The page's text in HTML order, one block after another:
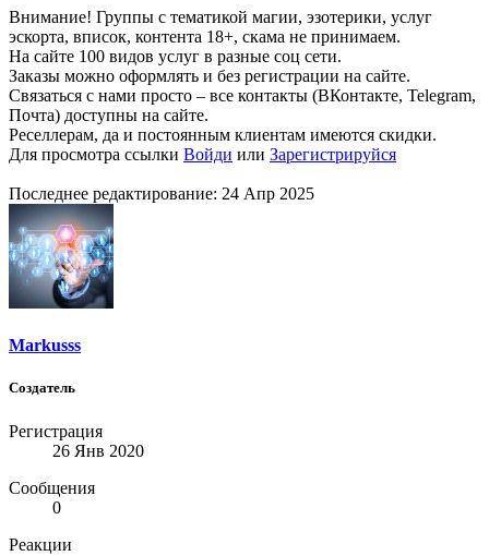
Внимание! Группы с тематикой магии, эзотерики, услуг
эскорта, вписок, контента 18+, скама не принимаем.
На сайте 100 видов услуг в разные соц сети.
Заказы можно оформлять и без регистрации на сайте.
Связаться с нами просто – все контакты (ВКонтакте, Telegram,
Почта) доступны на сайте.
Реселлерам, да и постоянным клиентам имеются скидки.
Для просмотра ссылки Войди или Зарегистрируйся
Последнее редактирование: 24 Апр 2025
Markusss
Создатель
Регистрация
26 Янв 2020
Сообщения
0
Реакции